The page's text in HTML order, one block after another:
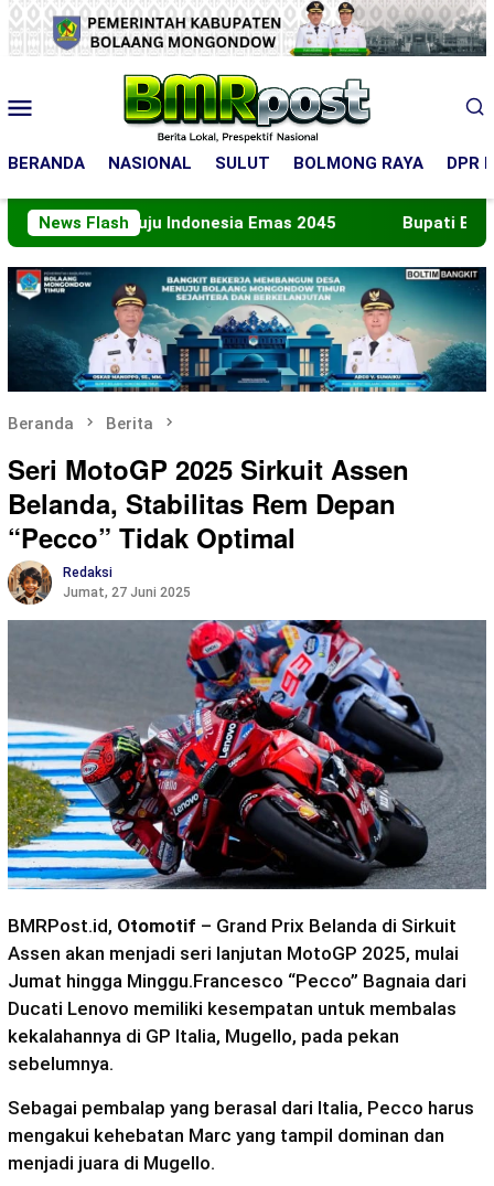
Loncat
ke
konten
Mobile
BERANDA NASIONAL SULUT BOLMONG RAYA DPR
News Flash
Menuju Indonesia Emas 2045 Bupati Boltara Lepas
Beranda Berita
Seri MotoGP 2025 Sirkuit Assen
Belanda, Stabilitas Rem Depan
“Pecco” Tidak Optimal
Redaksi
Jumat, 27 Juni 2025
BMRPost.id, Otomotif – Grand Prix Belanda di Sirkuit
Assen akan menjadi seri lanjutan MotoGP 2025, mulai
Jumat hingga Minggu.Francesco “Pecco” Bagnaia dari
Ducati Lenovo memiliki kesempatan untuk membalas
kekalahannya di GP Italia, Mugello, pada pekan
sebelumnya.
Sebagai pembalap yang berasal dari Italia, Pecco harus
mengakui kehebatan Marc yang tampil dominan dan
menjadi juara di Mugello.